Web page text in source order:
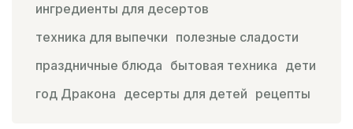
ингредиенты для десертов
техника для выпечки полезные сладости
праздничные блюда бытовая техника дети
год Дракона десерты для детей рецепты